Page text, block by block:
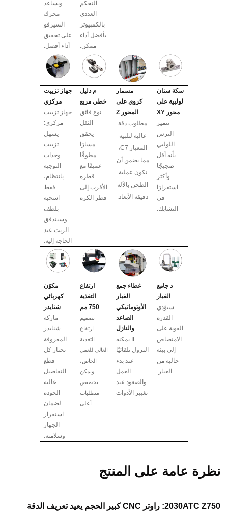
التحكم
العددي
بالكمبيوتر
بأفضل أداء
ممكن.
ويساعد
محرك
السيرفو
على تحقيق
أداء أفضل.
سكة سنان
لولبية على
محور XY
تتميز
الترس
اللولبي
بأنه أقل
ضجيجًا
وأكثر
استقرارًا
في
التشابك.
مسمار
كروي على
المحور Z
مطلوب دقة
عالية لتلبية
المعيار C7،
مما يضمن أن
تكون عملية
الطحن بالآلة
دقيقة الأبعاد.
مدليل
خطي مربع
نوع فائق
الثقل
يحقق
مسارًا
مطوقًا
عميقًا مع
قطره
الأقرب إلى
قطر الكرة
جهاز تزييت
مركزي
جهاز تزييت
مركزي:
يسهل
تزييت
وحدات
التوجيه
بانتظام،
فقط
اسحبه
بلطف
وسيتدفق
الزيت عند
الحاجة إليه.
د جامع
الغبار
ستؤدي
القدرة
القوية على
الامتصاص
إلى بيئة
خالية من
الغبار.
غطاء جمع
الغبار
الأوتوماتيكي
الصاعد
والنازل
It يمكنه
النزول تلقائيًا
عند بدء
العمل
والصعود عند
تغيير الأدوات
ارتفاع
التغذية
750 مم
تصميم
ارتفاع
التغذية
العالي للعمل
الخاص،
ويمكن
تخصيص
متطلبات
أعلى
مكوّن
كهربائي
شنايدر
ماركة
شنايدر
المعروفة
نختار كل
قطع
التفاصيل
عالية
الجودة
لضمان
استقرار
الجهاز
وسلامته.
نظرة عامة على المنتج
2030ATC Z750: راوتر CNC كبير الحجم يعيد تعريف الدقة